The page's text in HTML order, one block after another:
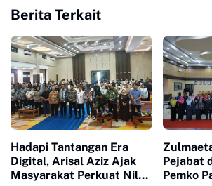
Berita Terkait
Hadapi Tantangan Era
Digital, Arisal Aziz Ajak
Masyarakat Perkuat Nilai
Pejabat
Pemko